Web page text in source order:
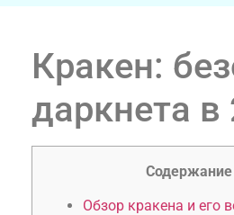
Кракен:
даркнета в
Содержание
Обзор кракена и его